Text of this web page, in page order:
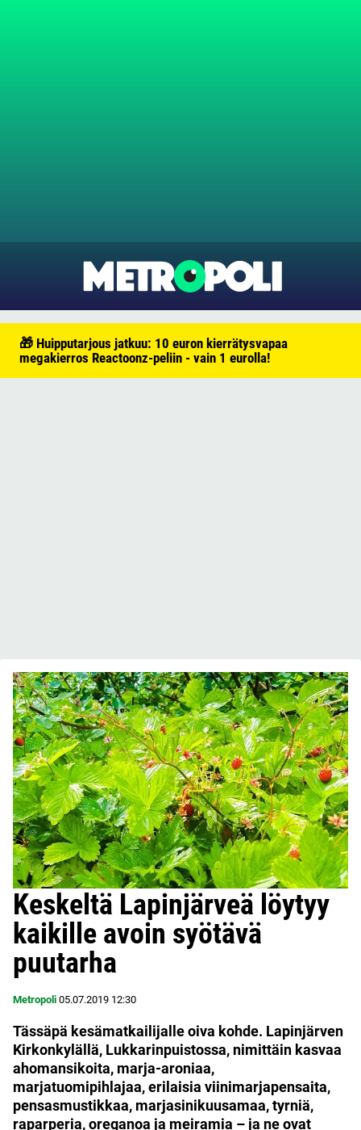
🎁 Huipputarjous jatkuu: 10 euron kierrätysvapaa
megakierros Reactoonz-peliin - vain 1 eurolla!
Keskeltä Lapinjärveä löytyy
kaikille avoin syötävä
puutarha
Metropoli 05.07.2019 12:30
Tässäpä kesämatkailijalle oiva kohde. Lapinjärven
Kirkonkylällä, Lukkarinpuistossa, nimittäin kasvaa
ahomansikoita, marja-aroniaa,
marjatuomipihlajaa, erilaisia viinimarjapensaita,
pensasmustikkaa, marjasinikuusamaa, tyrniä,
raparperia, oreganoa ja meiramia – ja ne ovat